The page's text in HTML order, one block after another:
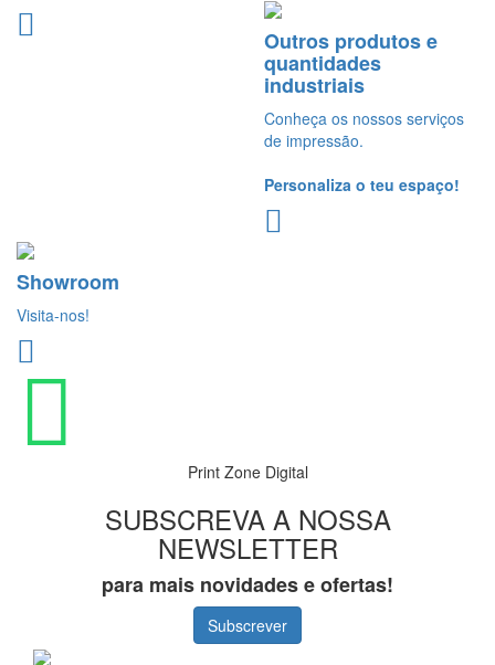
Outros produtos e
quantidades
industriais
Conheça os nossos serviços
de impressão.
Personaliza o teu espaço!
Showroom
Visita-nos!
Print Zone Digital
SUBSCREVA A NOSSA
NEWSLETTER
para mais novidades e ofertas!
Subscrever